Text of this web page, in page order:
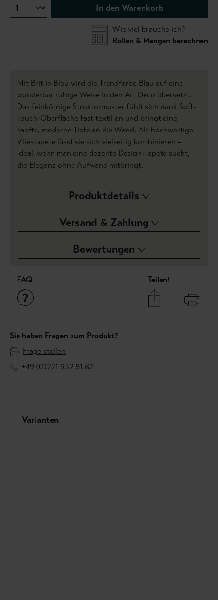
In den Warenkorb
Wie viel brauche ich?
Rollen & Mengen berechnen
Mit Brit in Bleu wird die Trendfarbe Blau auf eine
wunderbar ruhige Weise in den Art Déco übersetzt.
Das feinkörnige Strukturmuster fühlt sich dank Soft-
Touch-Oberfläche fast textil an und bringt eine
sanfte, moderne Tiefe an die Wand. Als hochwertige
Vliestapete lässt sie sich vielseitig kombinieren –
ideal, wenn man eine dezente Design-Tapete sucht,
die Eleganz ohne Aufwand mitbringt.
Produktdetails
Versand & Zahlung
Bewertungen
FAQ Teilen!
Sie haben Fragen zum Produkt?
Frage stellen
+49 (0)221 932 81 82
Produktgalerie überspringen
Varianten